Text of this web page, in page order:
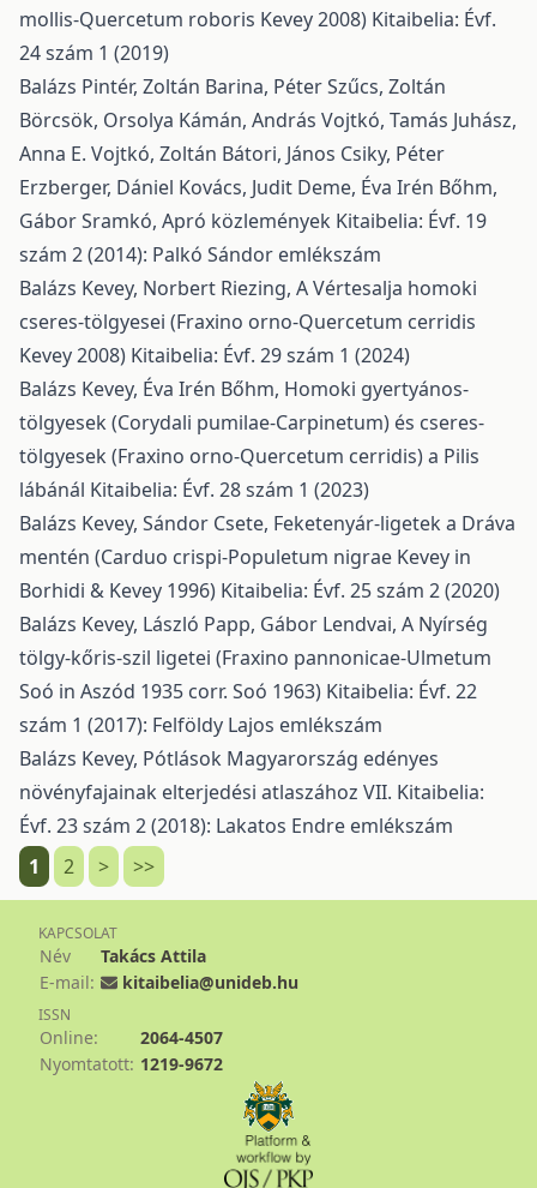
mollis-Quercetum roboris Kevey 2008) Kitaibelia: Évf.
24 szám 1 (2019)
Balázs Pintér, Zoltán Barina, Péter Szűcs, Zoltán
Börcsök, Orsolya Kámán, András Vojtkó, Tamás Juhász,
Anna E. Vojtkó, Zoltán Bátori, János Csiky, Péter
Erzberger, Dániel Kovács, Judit Deme, Éva Irén Bőhm,
Gábor Sramkó, Apró közlemények Kitaibelia: Évf. 19
szám 2 (2014): Palkó Sándor emlékszám
Balázs Kevey, Norbert Riezing, A Vértesalja homoki
cseres-tölgyesei (Fraxino orno-Quercetum cerridis
Kevey 2008) Kitaibelia: Évf. 29 szám 1 (2024)
Balázs Kevey, Éva Irén Bőhm, Homoki gyertyános-
tölgyesek (Corydali pumilae-Carpinetum) és cseres-
tölgyesek (Fraxino orno-Quercetum cerridis) a Pilis
lábánál Kitaibelia: Évf. 28 szám 1 (2023)
Balázs Kevey, Sándor Csete, Feketenyár-ligetek a Dráva
mentén (Carduo crispi-Populetum nigrae Kevey in
Borhidi & Kevey 1996) Kitaibelia: Évf. 25 szám 2 (2020)
Balázs Kevey, László Papp, Gábor Lendvai, A Nyírség
tölgy-kőris-szil ligetei (Fraxino pannonicae-Ulmetum
Soó in Aszód 1935 corr. Soó 1963) Kitaibelia: Évf. 22
szám 1 (2017): Felföldy Lajos emlékszám
Balázs Kevey, Pótlások Magyarország edényes
növényfajainak elterjedési atlaszához VII. Kitaibelia:
Évf. 23 szám 2 (2018): Lakatos Endre emlékszám
1
2 > >>
KAPCSOLAT
Név
Takács Attila
E-mail:
kitaibelia@unideb.hu
ISSN
Online:
2064-4507
Nyomtatott: 1219-9672